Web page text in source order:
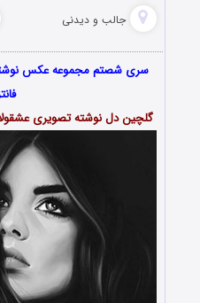
جالب و دیدنی
سری شصتم مجموعه عکس
گلچین دل نوشته تصویری